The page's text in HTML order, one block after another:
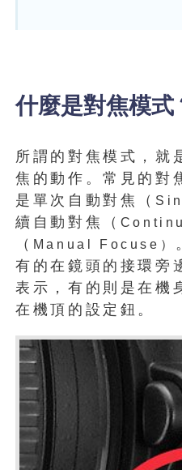
什麼是對焦模式
所謂的對焦模式，就
焦的動作。常見的對
是單次自動對焦（
續自動對焦（
（ Manual Focuse）
有的在鏡頭的接環旁
表示，有的則是在機
在機頂的設定鈕。